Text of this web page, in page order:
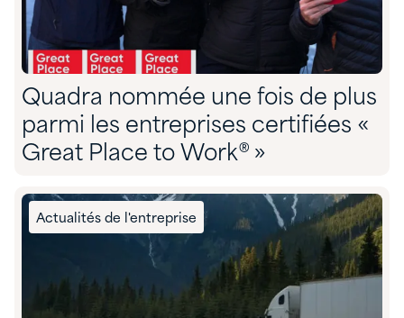
Quadra nommée une fois de plus
parmi les entreprises certifiées «
Great Place to Work® »
Actualités de l'entreprise